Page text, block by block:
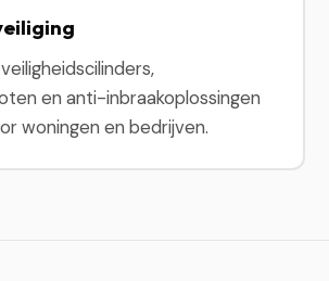
en anti-inbraakoplossingen
woningen en bedrijven.